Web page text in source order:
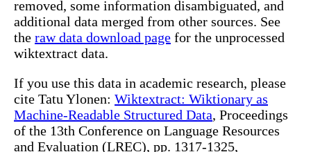
removed, some information disambiguated, and
additional data merged from other sources. See
the raw data download page for the unprocessed
wiktextract data.
If you use this data in academic research, please
cite Tatu Ylonen: Wiktextract: Wiktionary as
Machine-Readable Structured Data, Proceedings
of the 13th Conference on Language Resources
and Evaluation (LREC), pp. 1317-1325,